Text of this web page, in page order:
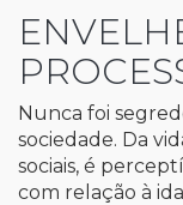
Nunca foi
sociedade. Da
sociais, é
com relação à